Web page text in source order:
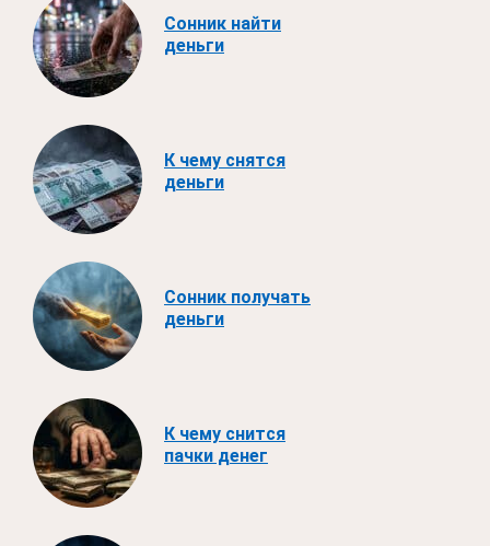
Сонник найти
деньги
К чему снятся
деньги
Сонник получать
деньги
К чему снится
пачки денег